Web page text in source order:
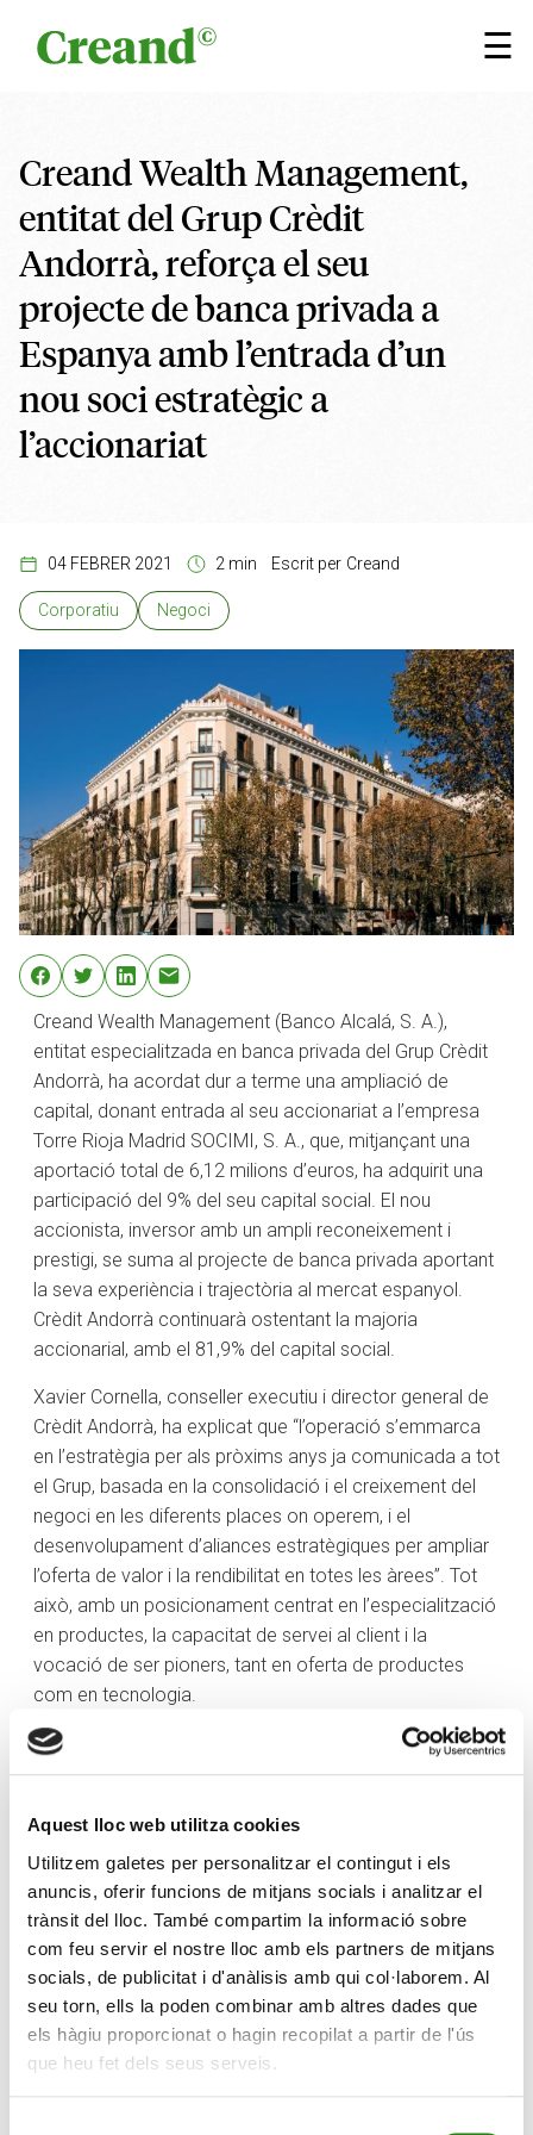
Aquest lloc web utilitza cookies
Utilitzem galetes per personalitzar el contingut i els
anuncis, oferir funcions de mitjans socials i analitzar el
trànsit del lloc. També compartim la informació sobre
com feu servir el nostre lloc amb els partners de mitjans
socials, de publicitat i d'anàlisis amb qui col·laborem. Al
seu torn, ells la poden combinar amb altres dades que
els hàgiu proporcionat o hagin recopilat a partir de l'ús
que heu fet dels seus serveis.
☰
×
Creand Wealth Management,
entitat del Grup Crèdit
Andorrà, reforça el seu
projecte de banca privada a
Espanya amb l’entrada d’un
nou soci estratègic a
l’accionariat
04 FEBRER 2021 2 min Escrit per Creand
Corporatiu Negoci
Creand Wealth Management (Banco Alcalá, S. A.),
entitat especialitzada en banca privada del Grup Crèdit
Andorrà, ha acordat dur a terme una ampliació de
capital, donant entrada al seu accionariat a l’empresa
Torre Rioja Madrid SOCIMI, S. A., que, mitjançant una
aportació total de 6,12 milions d’euros, ha adquirit una
participació del 9% del seu capital social. El nou
accionista, inversor amb un ampli reconeixement i
prestigi, se suma al projecte de banca privada aportant
la seva experiència i trajectòria al mercat espanyol.
Crèdit Andorrà continuarà ostentant la majoria
accionarial, amb el 81,9% del capital social.
Xavier Cornella, conseller executiu i director general de
Crèdit Andorrà, ha explicat que “l’operació s’emmarca
en l’estratègia per als pròxims anys ja comunicada a tot
el Grup, basada en la consolidació i el creixement del
negoci en les diferents places on operem, i el
desenvolupament d’aliances estratègiques per ampliar
l’oferta de valor i la rendibilitat en totes les àrees”. Tot
això, amb un posicionament centrat en l’especialització
en productes, la capacitat de servei al client i la
vocació de ser pioners, tant en oferta de productes
com en tecnologia.
Per la seva part, Marcos Ojeda, conseller director
general a Espanya de Creand Wealth Management
operació enforteix la posició de Creand Wealth
Management a Espanya, amb l’objectiu de consolidar el
creixement orgànic i inorgànic de l’entitat en l’àmbit de
la banca privada i la gestió de patrimoni, per a ser una
de les firmes de referència en Banca Privada dins del
mercat espanyol”.
Creand Wealth Management a Espanya disposa d’un
model de negoci amb una elevada solvència i liquiditat,